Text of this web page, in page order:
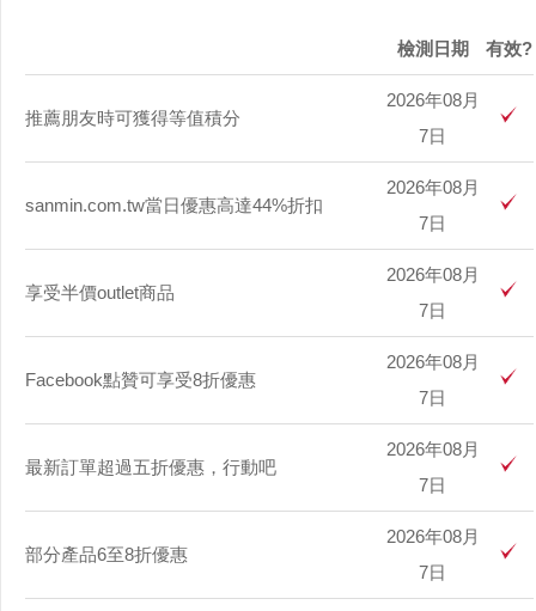
檢測日期 有效?
推薦朋友時可獲得等值積分
2026年08月
7日
sanmin.com.tw當日優惠高達44%折扣
2026年08月
7日
享受半價outlet商品
2026年08月
7日
Facebook點贊可享受8折優惠
2026年08月
7日
最新訂單超過五折優惠，行動吧
2026年08月
7日
部分產品6至8折優惠
2026年08月
7日